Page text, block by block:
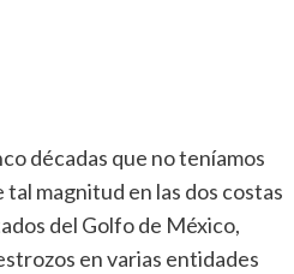
décadas que no teníamos
magnitud en las dos costas
del Golfo de México,
en varias entidades